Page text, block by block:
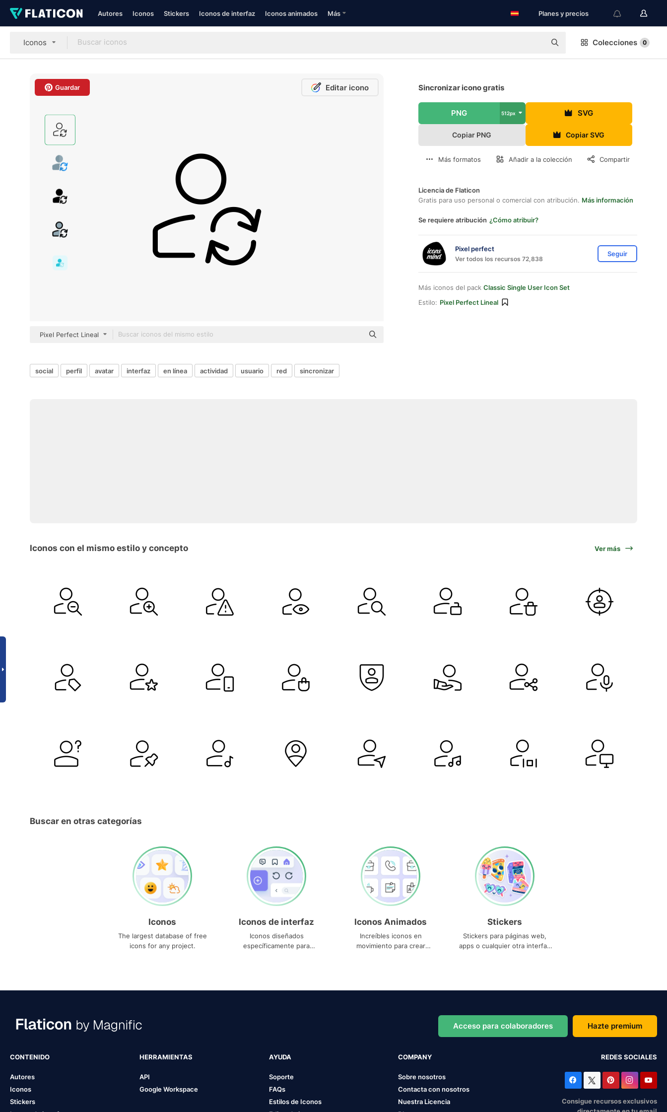
Autores Iconos Stickers Iconos de interfaz Iconos animados Más Planes y precios
Iconos Colecciones 0
Guardar Editar icono
Pixel Perfect Lineal
Sincronizar icono gratis
PNG 512px SVG
Copiar PNG Copiar SVG
Más formatos Añadir a la colección Compartir
Licencia de Flaticon
Gratis para uso personal o comercial con atribución. Más información
Se requiere atribución ¿Cómo atribuir?
Pixel perfect
Ver todos los recursos 72,838
Seguir
Más iconos del pack Classic Single User Icon Set
Estilo: Pixel Perfect Lineal
social perfil avatar interfaz en línea actividad usuario red sincronizar
Iconos con el mismo estilo y concepto Ver más
Buscar en otras categorías
Iconos
The largest database of free
icons for any project.
Iconos de interfaz
Iconos diseñados
específicamente para
Iconos Animados
Increíbles iconos en
movimiento para crear
Stickers
Stickers para páginas web,
apps o cualquier otra interfaz
Acceso para colaboradores Hazte premium
CONTENIDO
Autores
Iconos
Stickers
HERRAMIENTAS
API
Google Workspace
AYUDA
Soporte
FAQs
Estilos de Iconos
COMPANY
Sobre nosotros
Contacta con nosotros
Nuestra Licencia
REDES SOCIALES
Consigue recursos exclusivos